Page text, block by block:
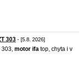
303 - [5.8. 2026]
303, motor ifa top, chyta i v